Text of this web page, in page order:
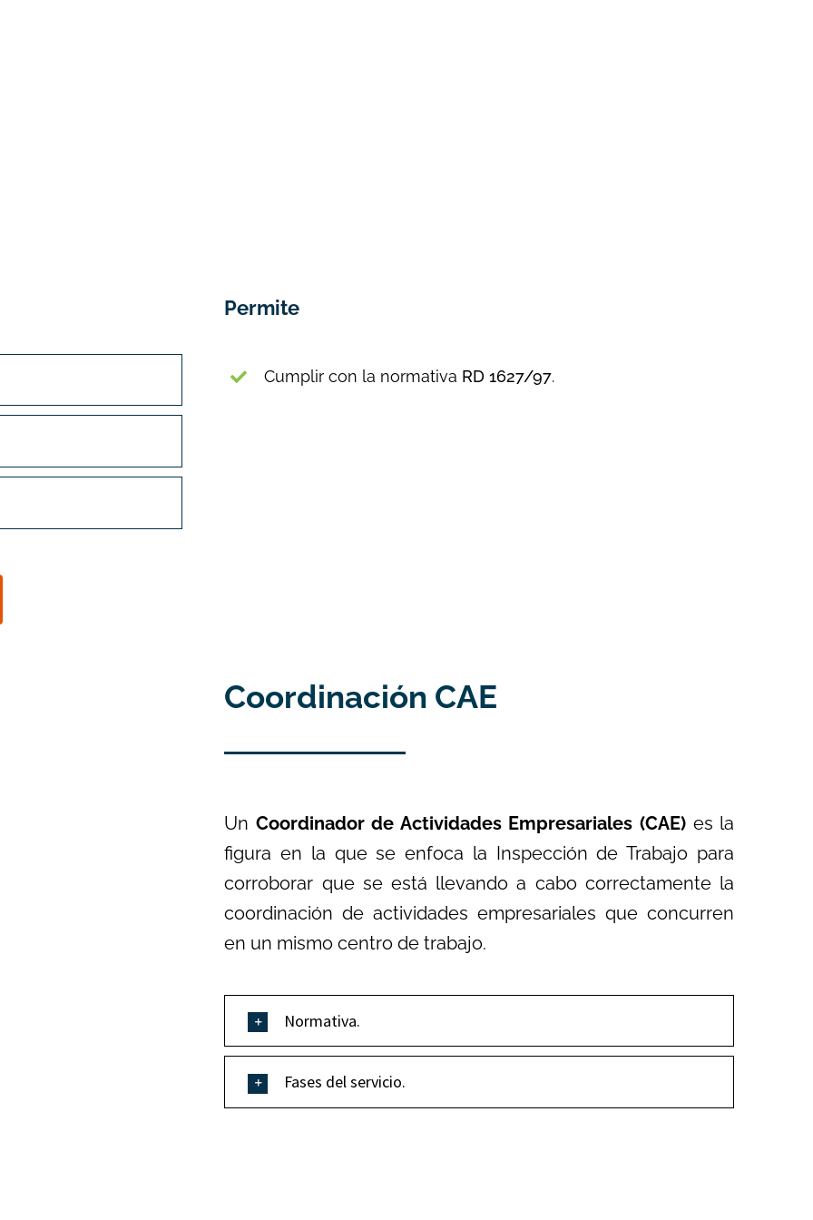
Permite
Cumplir con la normativa RD 1627/97.
Coordinación CAE
Un Coordinador de Actividades Empresariales (CAE)es la
figura en la que se enfoca la Inspección de Trabajo para
corroborar que se está llevando a cabo correctamente la
coordinación de actividades empresariales que concurren
en un mismo centro de trabajo.
Normativa.
Fases del servicio.